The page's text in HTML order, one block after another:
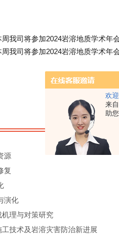
欢迎
来
助
源
复
演化
理与对策研究
技术及岩溶灾害防治新进展